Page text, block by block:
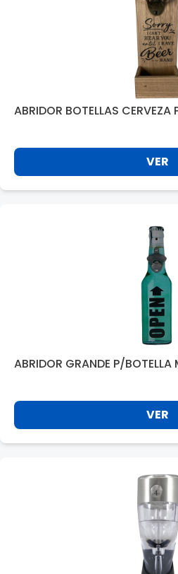
ABRIDOR BOTELLAS CERVEZA
VER
ABRIDOR GRANDE P/
VER